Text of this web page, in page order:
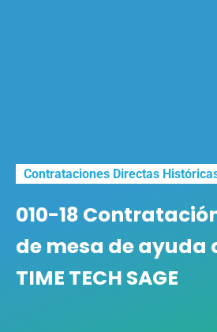
Contrataciones Directas
010-18
de mesa de ayuda
TIME TECH SAGE